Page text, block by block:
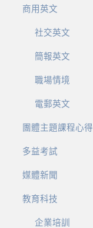
商用英文
社交英文
簡報英文
職場情境
電郵英文
團體主題課程心得
多益考試
媒體新聞
教育科技
企業培訓